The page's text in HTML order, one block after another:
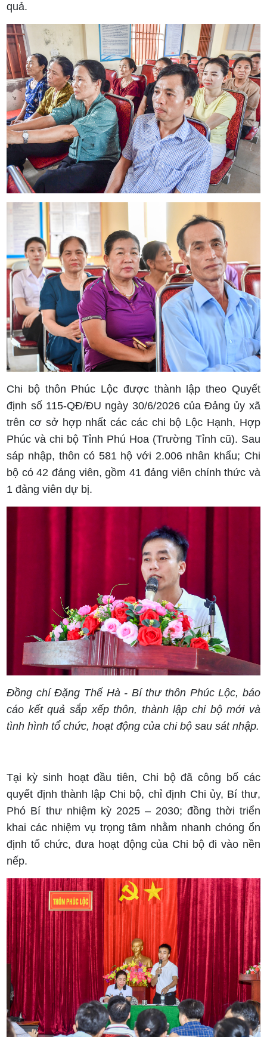
quả.
Chi bộ thôn Phúc Lộc được thành lập theo Quyết
định số 115-QĐ/ĐU ngày 30/6/2026 của Đảng ủy xã
trên cơ sở hợp nhất các các chi bộ Lộc Hạnh, Hợp
Phúc và chi bộ Tỉnh Phú Hoa (Trường Tỉnh cũ). Sau
sáp nhập, thôn có 581 hộ với 2.006 nhân khẩu; Chi
bộ có 42 đảng viên, gồm 41 đảng viên chính thức và
1 đảng viên dự bị.
Đồng chí Đặng Thế Hà - Bí thư thôn Phúc Lộc, báo
cáo kết quả sắp xếp thôn, thành lập chi bộ mới và
tình hình tổ chức, hoạt động của chi bộ sau sát nhập.
Tại kỳ sinh hoạt đầu tiên, Chi bộ đã công bố các
quyết định thành lập Chi bộ, chỉ định Chi ủy, Bí thư,
Phó Bí thư nhiệm kỳ 2025 – 2030; đồng thời triển
khai các nhiệm vụ trọng tâm nhằm nhanh chóng ổn
định tổ chức, đưa hoạt động của Chi bộ đi vào nền
nếp.